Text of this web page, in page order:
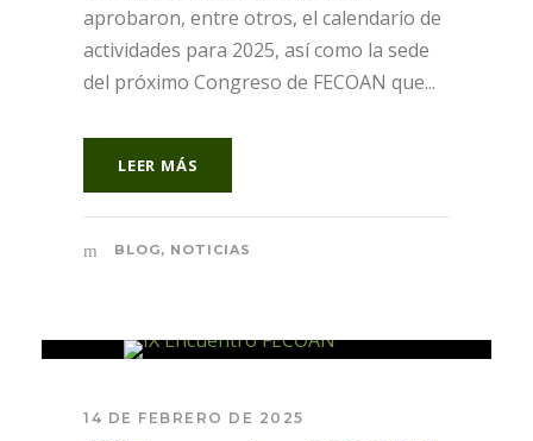
aprobaron, entre otros, el calendario de
actividades para 2025, así como la sede
del próximo Congreso de FECOAN que...
LEER MÁS
BLOG, NOTICIAS
14 DE FEBRERO DE 2025